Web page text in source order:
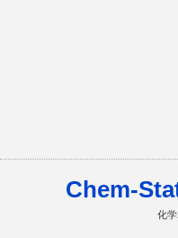
Chem-
化